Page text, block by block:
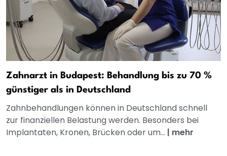
Zahnarzt in Budapest: Behandlung bis zu 70 %
günstiger als in Deutschland
Zahnbehandlungen können in Deutschland schnell
zur finanziellen Belastung werden. Besonders bei
Implantaten, Kronen, Brücken oder um... | mehr